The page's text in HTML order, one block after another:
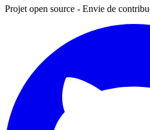
Projet open source - Envie de